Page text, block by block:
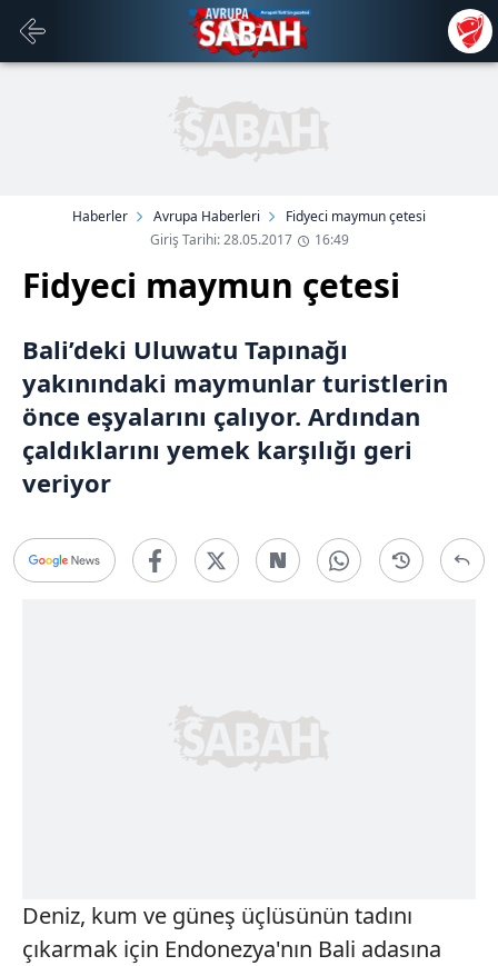
Haberler Avrupa Haberleri
Fidyeci maymun çetesi
Giriş Tarihi: 28.05.2017
16:49
Fidyeci maymun çetesi
Bali’deki Uluwatu Tapınağı
yakınındaki maymunlar turistlerin
önce eşyalarını çalıyor. Ardından
çaldıklarını yemek karşılığı geri
veriyor
Deniz, kum ve güneş üçlüsünün tadını
çıkarmak için Endonezya'nın Bali adasına